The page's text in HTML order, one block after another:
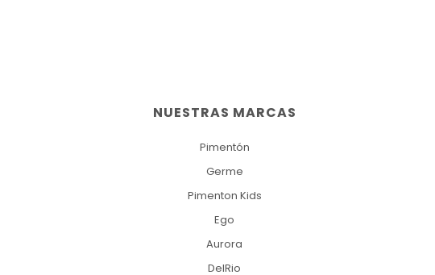
NUESTRAS MARCAS
Pimentón
Germe
Pimenton Kids
Ego
Aurora
DelRio